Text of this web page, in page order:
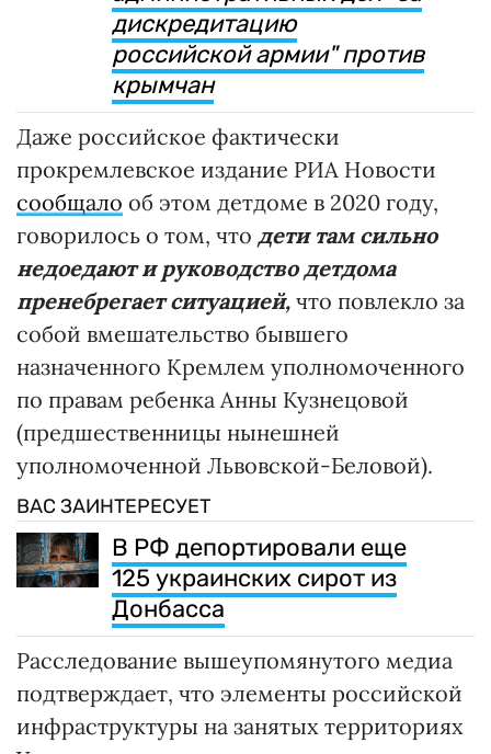
дискредитацию
российской армии" против
крымчан
Даже российское фактически
прокремлевское издание РИА Новости
сообщало об этом детдоме в 2020 году,
говорилось о том, что дети там сильно
недоедают и руководство детдома
пренебрегает ситуацией, что повлекло за
собой вмешательство бывшего
назначенного Кремлем уполномоченного
по правам ребенка Анны Кузнецовой
(предшественницы нынешней
уполномоченной Львовской-Беловой).
ВАС ЗАИНТЕРЕСУЕТ
В РФ депортировали еще
125 украинских сирот из
Донбасса
Расследование вышеупомянутого медиа
подтверждает, что элементы российской
инфраструктуры на занятых территориях